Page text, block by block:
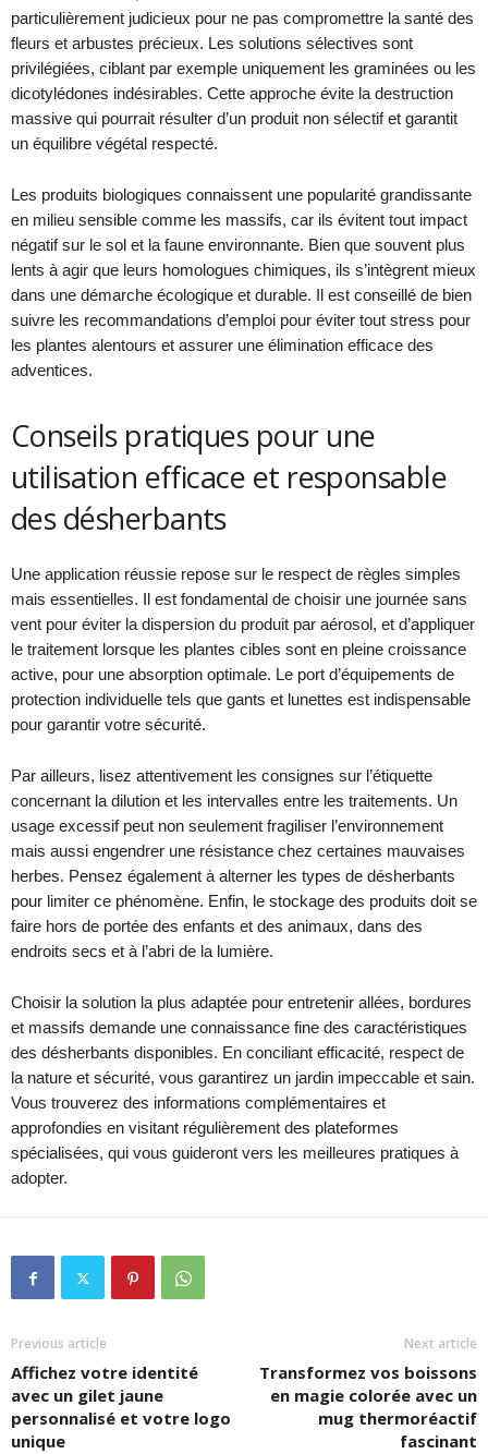
particulièrement judicieux pour ne pas compromettre la santé des
fleurs et arbustes précieux. Les solutions sélectives sont
privilégiées, ciblant par exemple uniquement les graminées ou les
dicotylédones indésirables. Cette approche évite la destruction
massive qui pourrait résulter d’un produit non sélectif et garantit
un équilibre végétal respecté.
Les produits biologiques connaissent une popularité grandissante
en milieu sensible comme les massifs, car ils évitent tout impact
négatif sur le sol et la faune environnante. Bien que souvent plus
lents à agir que leurs homologues chimiques, ils s’intègrent mieux
dans une démarche écologique et durable. Il est conseillé de bien
suivre les recommandations d’emploi pour éviter tout stress pour
les plantes alentours et assurer une élimination efficace des
adventices.
Conseils pratiques pour une
utilisation efficace et responsable
des désherbants
Une application réussie repose sur le respect de règles simples
mais essentielles. Il est fondamental de choisir une journée sans
vent pour éviter la dispersion du produit par aérosol, et d’appliquer
le traitement lorsque les plantes cibles sont en pleine croissance
active, pour une absorption optimale. Le port d’équipements de
protection individuelle tels que gants et lunettes est indispensable
pour garantir votre sécurité.
Par ailleurs, lisez attentivement les consignes sur l’étiquette
concernant la dilution et les intervalles entre les traitements. Un
usage excessif peut non seulement fragiliser l’environnement
mais aussi engendrer une résistance chez certaines mauvaises
herbes. Pensez également à alterner les types de désherbants
pour limiter ce phénomène. Enfin, le stockage des produits doit se
faire hors de portée des enfants et des animaux, dans des
endroits secs et à l’abri de la lumière.
Choisir la solution la plus adaptée pour entretenir allées, bordures
et massifs demande une connaissance fine des caractéristiques
des désherbants disponibles. En conciliant efficacité, respect de
la nature et sécurité, vous garantirez un jardin impeccable et sain.
Vous trouverez des informations complémentaires et
approfondies en visitant régulièrement des plateformes
spécialisées, qui vous guideront vers les meilleures pratiques à
adopter.
Previous article
Affichez votre identité
avec un gilet jaune
personnalisé et votre logo
unique
Next article
Transformez vos boissons
en magie colorée avec un
mug thermoréactif
fascinant